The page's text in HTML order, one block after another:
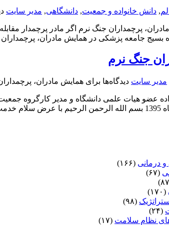
, دانش خانواده و جمعیت, دانشگاهی, مدیر سایت
پرچمداران جنگ نرم اگر مادر پرچمدار
بسیج جامعه پزشکی در همایش مادران،
جنگ نرم
مدیر سایت دیدگاه‌ها برای همایش مادران،
عضو هیات علمی دانشگاه و مدیر کارگروه
و درمانی (۱۶۶)
(۶۷)
(۱۷۰)
(۹۸)
(۲۴)
نظام سلامت (۱۷)